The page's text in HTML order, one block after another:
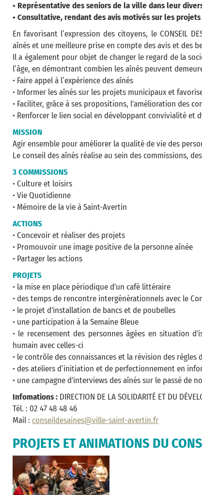
• Représentative des seniors de la ville dans leur
• Consultative, rendant des avis motivés sur les
En favorisant l’expression des citoyens, le CONSEIL
aînés et une meilleure prise en compte des avis et des
Il a également pour objet de changer le regard de la
l’âge, en démontrant combien les aînés peuvent
• Faire appel à l’expérience des aînés
• Informer les aînés sur les projets municipaux et
• Faciliter, grâce à ses propositions, l'amélioration des
• Renforcer le lien social en développant convivialité et
MISSION
Agir ensemble pour améliorer la qualité de vie des
Le conseil des aînés réalise au sein des commissions,
3 COMMISSIONS
• Culture et loisirs
• Vie Quotidienne
• Mémoire de la vie à Saint-Avertin
ACTIONS
• Concevoir et réaliser des projets
• Promouvoir une image positive de la personne aînée
• Partager les actions
PROJETS
• la mise en place périodique d'un café littéraire
• des temps de rencontre intergénérationnels avec le
• le projet d'installation de bancs et de poubelles
• une participation à la Semaine Bleue
• le recensement des personnes âgées en situation
humain avec celles-ci
• le contrôle des connaissances et la révision des règles
• des ateliers d’initiation et de perfectionnement en
• une campagne d'interviews des aînés sur le passé de
Infomations : DIRECTION DE LA SOLIDARITÉ ET DU
Tél. : 02 47 48 48 46
Mail : conseildesaines@ville-saint-avertin.fr
PROJETS ET ANIMATIONS DU